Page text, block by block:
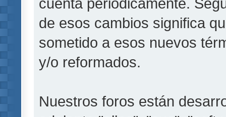
de esos cambios significa
sometido a esos nuevos
y/o reformados.
Nuestros foros están